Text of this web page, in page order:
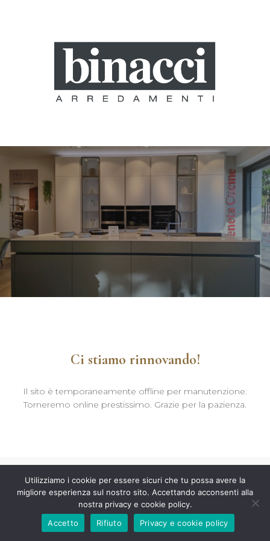
Ci stiamo rinnovando!
Il sito è temporaneamente offline per manutenzione.
Torneremo online prestissimo. Grazie per la pazienza.
Utilizziamo i cookie per essere sicuri che tu possa avere la
migliore esperienza sul nostro sito. Accettando acconsenti alla
nostra privacy e cookie policy.
Accetto
Rifiuto Privacy e cookie policy